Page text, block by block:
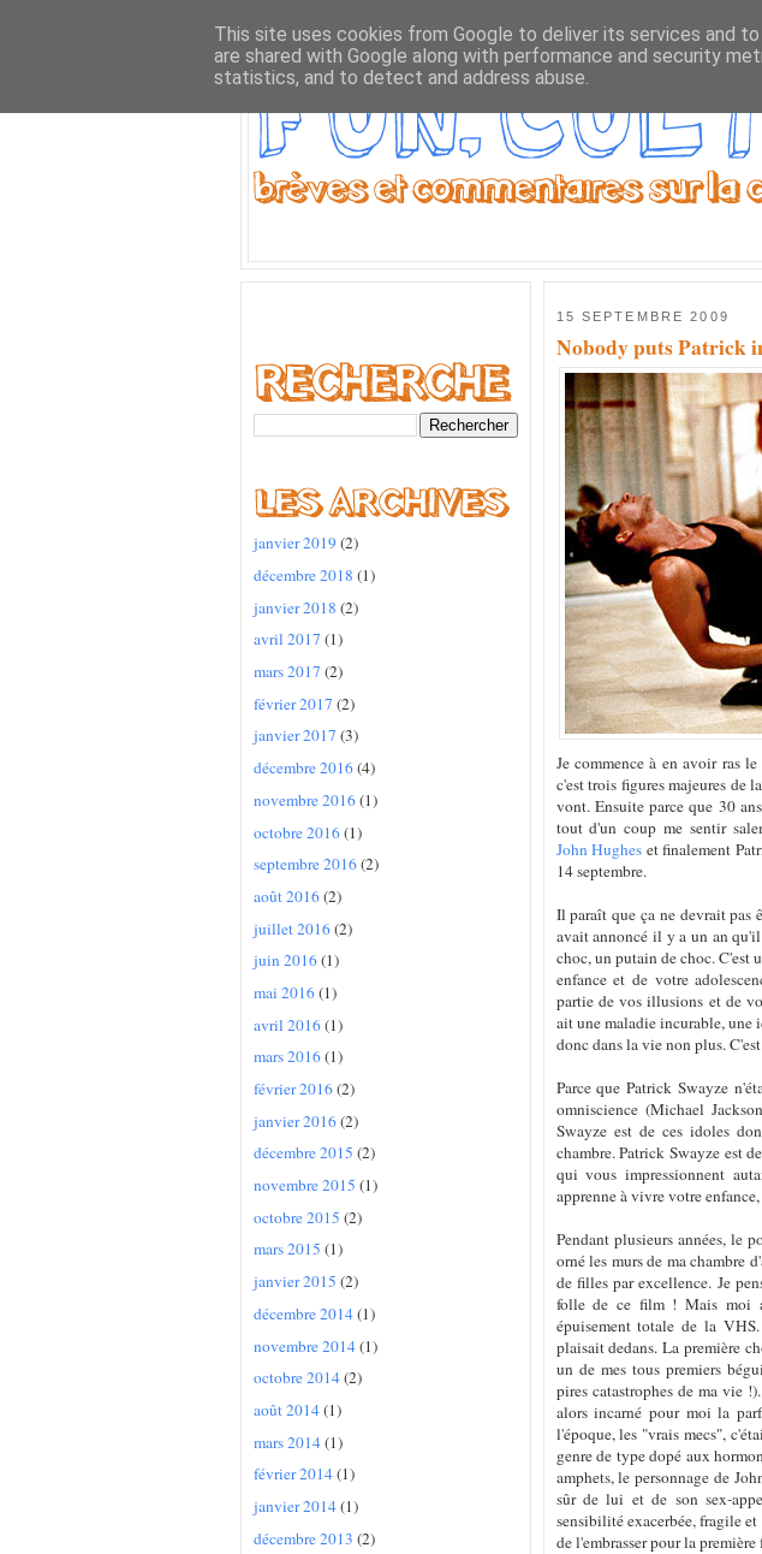
janvier 2019 (2)
décembre 2018 (1)
janvier 2018 (2)
avril 2017 (1)
mars 2017 (2)
février 2017 (2)
janvier 2017 (3)
décembre 2016(4)
novembre 2016(1)
octobre 2016(1)
septembre 2016(2)
août 2016(2)
juillet 2016(2)
juin 2016(1)
mai 2016(1)
avril 2016(1)
mars 2016(1)
février 2016(2)
janvier 2016(2)
décembre 2015 (2)
novembre 2015 (1)
octobre 2015 (2)
mars 2015 (1)
janvier 2015 (2)
décembre 2014(1)
novembre 2014(1)
octobre 2014(2)
août 2014(1)
mars 2014(1)
février 2014(1)
janvier 2014(1)
décembre 2013 (2)
15 SEPTEMBRE 2009
Nobody puts Patrick
Je commence à en avoir ras
c'est trois figures majeures de
vont. Ensuite parce que 30
tout d'un coup me sentir
John Hughes et finalement
14 septembre.
Il paraît que ça ne devrait pas
avait annoncé il y a un an
choc, un putain de choc. C'est
enfance et de votre
partie de vos illusions et de
ait une maladie incurable, une
donc dans la vie non plus.
Parce que Patrick Swayze
omniscience (Michael
Swayze est de ces idoles
chambre. Patrick Swayze est
qui vous impressionnent
apprenne à vivre votre
Pendant plusieurs années, le
orné les murs de ma chambre
de filles par excellence. Je
folle de ce film ! Mais moi
épuisement totale de la
plaisait dedans. La première
un de mes tous premiers
pires catastrophes de ma vie
alors incarné pour moi la
l'époque, les "vrais mecs",
genre de type dopé aux
amphets, le personnage de
sûr de lui et de son sex-
sensibilité exacerbée, fragile
de l'embrasser pour la première
This site uses cookies from Google to deliver its services and
are shared with Google along with performance and security
statistics, and to detect and address abuse.